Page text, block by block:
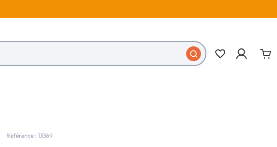
favorite_border
Référence : 13369